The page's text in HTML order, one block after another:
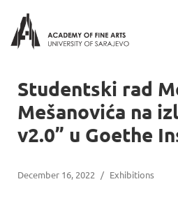
Studentski rad
Mešanovića na
v2.0” u Goethe
December 16, 2022 / Exhibitions